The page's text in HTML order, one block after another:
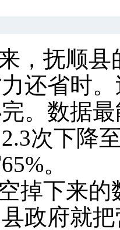
，抚顺
还省时
。数据
次下降
。
掉下来的
政府就